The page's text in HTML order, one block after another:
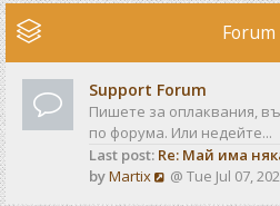
Forum
Support Forum
Пишете за оплаквания,
по форума. Или недейте...
Last post: Re: Май има
byMartix
V@ Tue Jul 07,